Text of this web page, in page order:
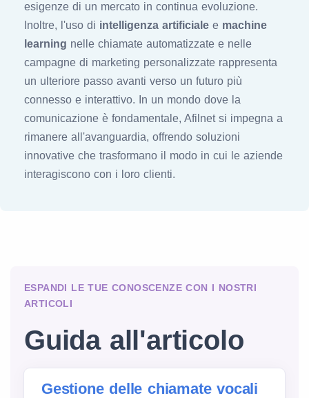
esigenze di un mercato in continua evoluzione.
Inoltre, l'uso di intelligenza artificiale e machine
learning nelle chiamate automatizzate e nelle
campagne di marketing personalizzate rappresenta
un ulteriore passo avanti verso un futuro più
connesso e interattivo. In un mondo dove la
comunicazione è fondamentale, Afilnet si impegna a
rimanere all'avanguardia, offrendo soluzioni
innovative che trasformano il modo in cui le aziende
interagiscono con i loro clienti.
ESPANDI LE TUE CONOSCENZE CON I NOSTRI
ARTICOLI
Guida all'articolo
Gestione delle chiamate vocali